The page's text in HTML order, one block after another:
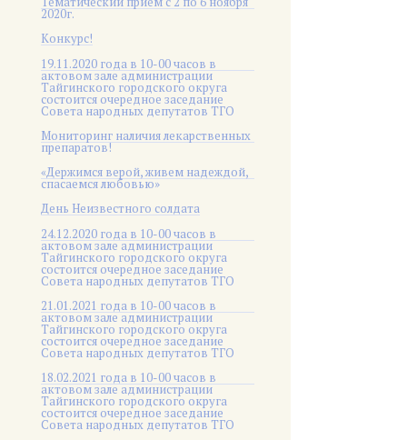
2020г.
Конкурс!
19.11.2020 года в 10-00 часов в
актовом зале администрации
Тайгинского городского округа
состоится очередное заседание
Совета народных депутатов ТГО
Мониторинг наличия лекарственных
препаратов!
«Держимся верой, живем надеждой,
спасаемся любовью»
День Неизвестного солдата
24.12.2020 года в 10-00 часов в
актовом зале администрации
Тайгинского городского округа
состоится очередное заседание
Совета народных депутатов ТГО
21.01.2021 года в 10-00 часов в
актовом зале администрации
Тайгинского городского округа
состоится очередное заседание
Совета народных депутатов ТГО
18.02.2021 года в 10-00 часов в
актовом зале администрации
Тайгинского городского округа
состоится очередное заседание
Совета народных депутатов ТГО